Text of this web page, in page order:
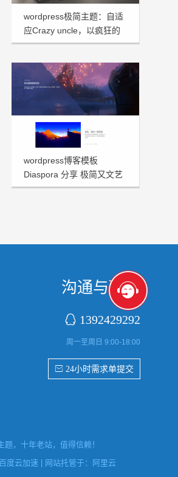
wordpress极简主题：自适
应Crazy uncle，以疯狂的
大叔命名！
wordpress博客模板
Diaspora 分享 极简又文艺
十足
沟通与联系
 1392429292
周一至周日 9:00-18:00
 24小时需求单提交
，十年老站，值得信赖！
百度云加速 | 网站托管于： 阿里云